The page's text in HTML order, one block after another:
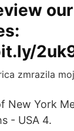
New York
- USA 4.